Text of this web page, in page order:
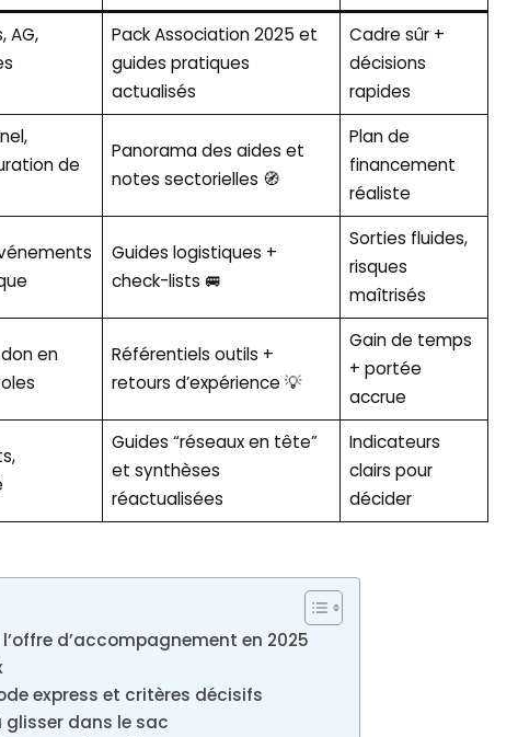
AG,
Pack Association 2025 et
guides pratiques
actualisés
Cadre sûr +
décisions
rapides
de
Panorama des aides et
notes sectorielles 🧭
Plan de
financement
réaliste
Guides logistiques +
check-lists 🚐
Sorties fluides,
risques
maîtrisés
en
Référentiels outils +
retours d’expérience 💡
Gain de temps
+ portée
accrue
Guides “réseaux en tête”
et synthèses
réactualisées
Indicateurs
clairs pour
décider
d’accompagnement en 2025
express et critères décisifs
dans le sac